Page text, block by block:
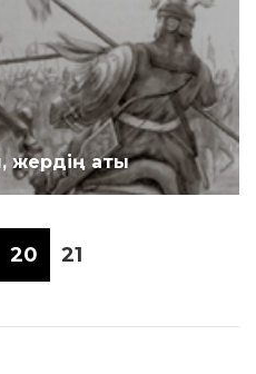
жердің аты
20 21